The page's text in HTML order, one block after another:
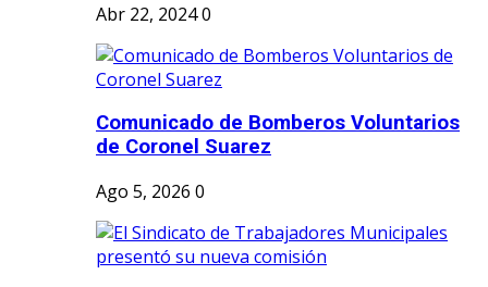
Abr 22, 20240
Comunicado de Bomberos Voluntarios
de Coronel Suarez
Ago 5, 2026 0